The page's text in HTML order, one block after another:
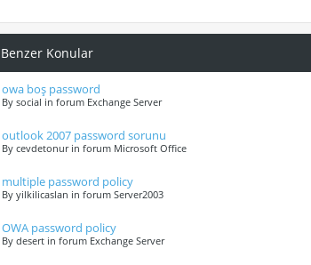
Benzer Konular
owa boş password
By social in forum Exchange Server
outlook 2007 password sorunu
By cevdetonur in forum Microsoft Office
multiple password policy
By yilkilicaslan in forum Server2003
OWA password policy
By desert in forum Exchange Server